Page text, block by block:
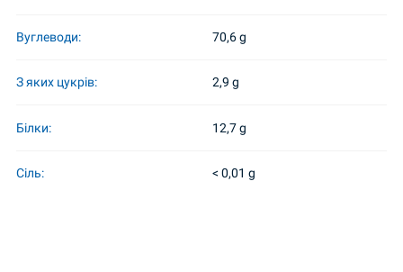
Вуглеводи: 70,6 g
З яких цукрів: 2,9 g
Білки: 12,7 g
Сіль: < 0,01 g